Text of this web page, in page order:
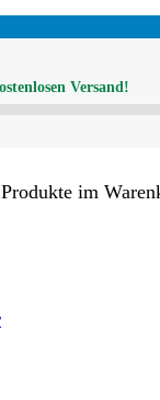
Versand!
im